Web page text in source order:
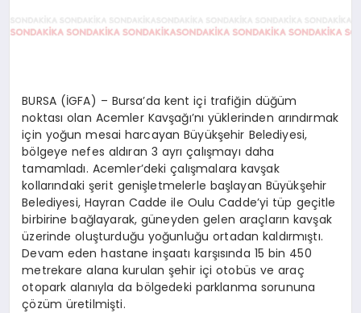
BURSA (İGFA) – Bursa’da kent içi trafiğin düğüm
noktası olan Acemler Kavşağı’nı yüklerinden arındırmak
için yoğun mesai harcayan Büyükşehir Belediyesi,
bölgeye nefes aldıran 3 ayrı çalışmayı daha
tamamladı. Acemler’deki çalışmalara kavşak
kollarındaki şerit genişletmelerle başlayan Büyükşehir
Belediyesi, Hayran Cadde ile Oulu Cadde’yi tüp geçitle
birbirine bağlayarak, güneyden gelen araçların kavşak
üzerinde oluşturduğu yoğunluğu ortadan kaldırmıştı.
Devam eden hastane inşaatı karşısında 15 bin 450
metrekare alana kurulan şehir içi otobüs ve araç
otopark alanıyla da bölgedeki parklanma sorununa
çözüm üretilmişti.